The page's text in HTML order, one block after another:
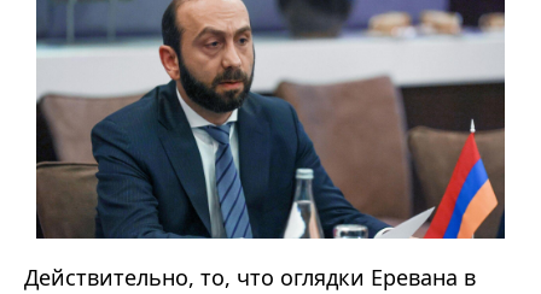
Действительно, то, что оглядки Еревана в